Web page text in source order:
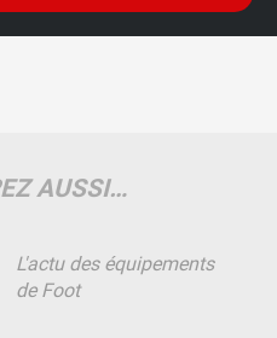
AUSSI…
L'actu des équipements
de Foot